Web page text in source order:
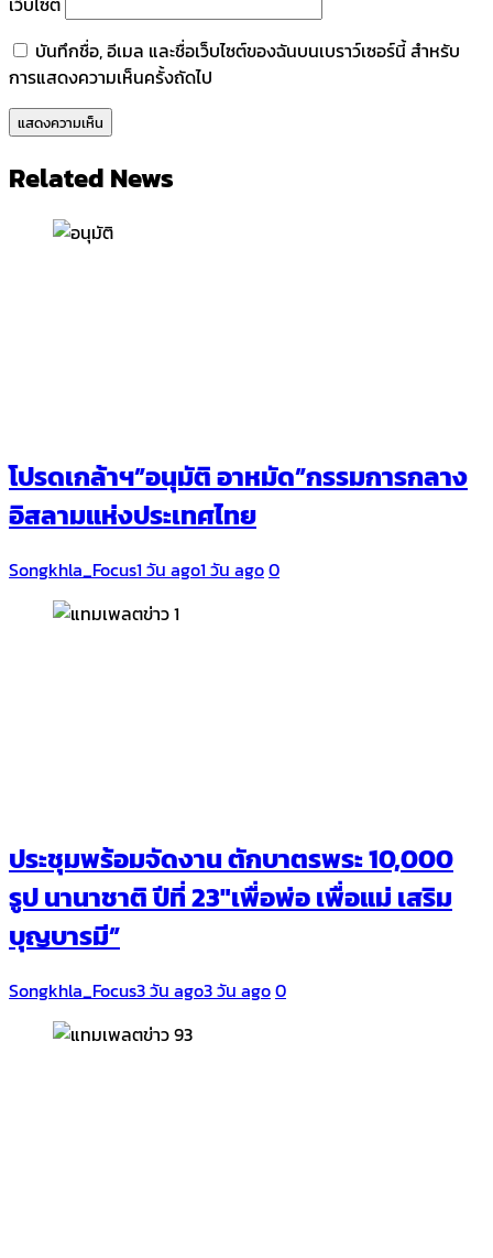
บันทึกชื่อ, อีเมล และชื่อเว็บไซต์ของฉันบนเบราว์เซอร์นี้ สำหรับ
การแสดงความเห็นครั้งถัดไป
Related News
โปรดเกล้าฯ”อนุมัติ อาหมัด”กรรมการกลาง
อิสลามแห่งประเทศไทย
Songkhla_Focus1 วัน ago1 วัน ago0
ประชุมพร้อมจัดงาน ตักบาตรพระ 10,000
รูป นานาชาติ ปีที่ 23″เพื่อพ่อ เพื่อแม่ เสริม
บุญบารมี”
Songkhla_Focus3 วัน ago3 วัน ago0